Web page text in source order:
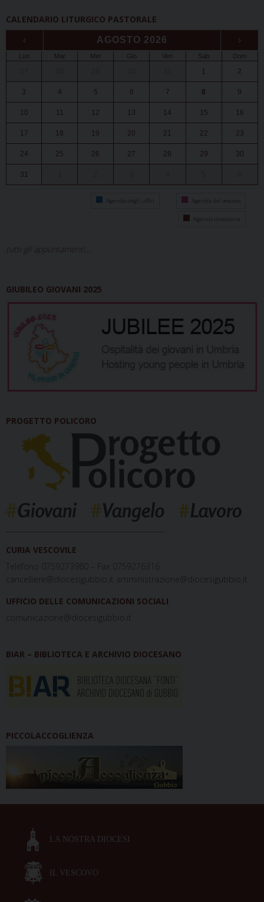
CALENDARIO LITURGICO PASTORALE
‹ AGOSTO 2026 ›
Lun Mar Mer Gio Ven Sab Dom
1 2
3 4 5 6 7 8 9
10 11 12 13 14 15 16
17 18 19 20 21 22 23
24 25 26 27 28 29 30
31
Agenda degli uffici Agenda del vescovo
Agenda diocesana
tutti gli appuntamenti...
GIUBILEO GIOVANI 2025
PROGETTO POLICORO
CURIA VESCOVILE
Telefono 0759273980 – Fax 0759276316
cancelliere@diocesigubbio.it amministrazione@diocesigubbio.it
UFFICIO DELLE COMUNICAZIONI SOCIALI
comunicazione@diocesigubbio.it
BIAR – BIBLIOTECA E ARCHIVIO DIOCESANO
PICCOLACCOGLIENZA
LA NOSTRA DIOCESI
IL VESCOVO